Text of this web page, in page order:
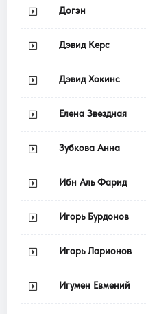
Догэн
Дэвид Керс
Дэвид Хокинс
Елена Звездная
Зубкова Анна
Ибн Аль Фарид
Игорь Бурдонов
Игорь Ларионов
Игумен Евмений